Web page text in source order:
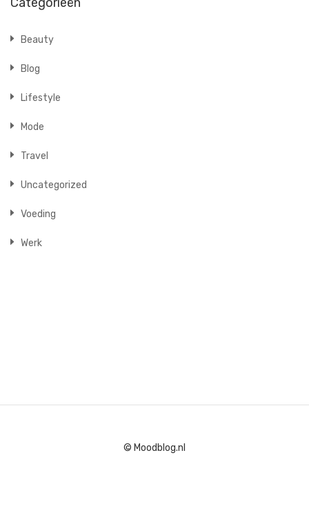
Beauty
Blog
Lifestyle
Mode
Travel
Uncategorized
Voeding
Werk
© Moodblog.nl